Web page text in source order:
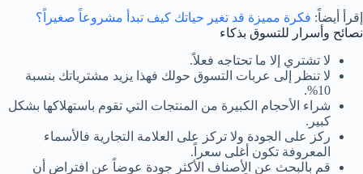
إقرأ أيضاً: فكرة مميزة قد تغير حياتك كيف تبدأ مشروعاً صغيراً؟
نصائح وأسرار للتسوق بذكاء
لا تشتري إلا ما تحتاجه فعلاً.
لا تنظر إلى عربات التسوق حولك فهذا يزيد مشترياتك بنسبة
10%.
شراء الأحجام الكبيرة من المنتجات التي تقوم باستهلاكها بشكل
كبير.
ركز على الجودة ولا تركز على العلامة التجارية فالأسماء
المعروفة تكون أغلى سعراً.
قم بالبحث عن الأصناف الأكثر جودة عوضاً عن افتراض أن